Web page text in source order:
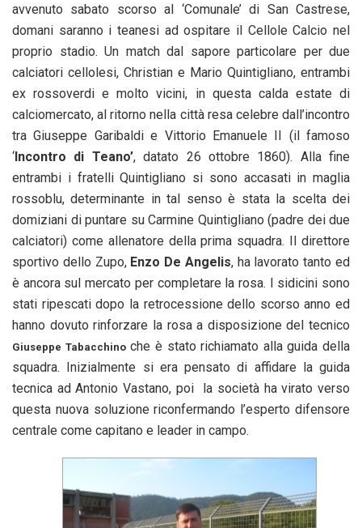
avvenuto sabato scorso al ‘Comunale’ di San Castrese,
domani saranno i teanesi ad ospitare il Cellole Calcio nel
proprio stadio. Un match dal sapore particolare per due
calciatori cellolesi, Christian e Mario Quintigliano, entrambi
ex rossoverdi e molto vicini, in questa calda estate di
calciomercato, al ritorno nella città resa celebre dall’incontro
tra Giuseppe Garibaldi e Vittorio Emanuele II (il famoso
‘Incontro di Teano’, datato 26 ottobre 1860). Alla fine
entrambi i fratelli Quintigliano si sono accasati in maglia
rossoblu, determinante in tal senso è stata la scelta dei
domiziani di puntare su Carmine Quintigliano (padre dei due
calciatori) come allenatore della prima squadra. Il direttore
sportivo dello Zupo, Enzo De Angelis, ha lavorato tanto ed
è ancora sul mercato per completare la rosa. I sidicini sono
stati ripescati dopo la retrocessione dello scorso anno ed
hanno dovuto rinforzare la rosa a disposizione del tecnico
Giuseppe Tabacchinoche è stato richiamato alla guida della
squadra. Inizialmente si era pensato di affidare la guida
tecnica ad Antonio Vastano, poi la società ha virato verso
questa nuova soluzione riconfermando l’esperto difensore
centrale come capitano e leader in campo.